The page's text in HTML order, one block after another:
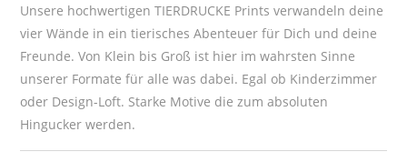
Unsere hochwertigen TIERDRUCKE Prints verwandeln deine
vier Wände in ein tierisches Abenteuer für Dich und deine
Freunde. Von Klein bis Groß ist hier im wahrsten Sinne
unserer Formate für alle was dabei. Egal ob Kinderzimmer
oder Design-Loft. Starke Motive die zum absoluten
Hingucker werden.